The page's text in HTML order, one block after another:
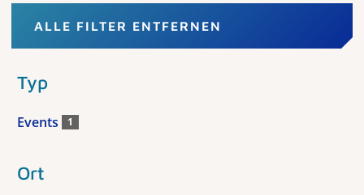
ALLE FILTER ENTFERNEN
Typ
Events 1
Ort